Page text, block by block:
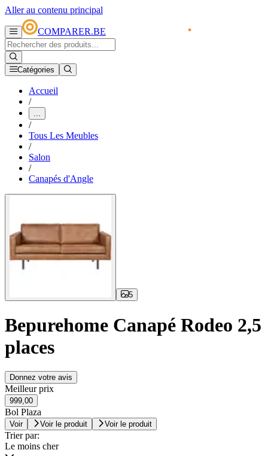
Aller au contenu principal
COMPARER.BE
Catégories
Accueil
/
...
/
Tous Les Meubles
/
Salon
/
Canapés d'Angle
5
Bepurehome Canapé Rodeo 2,5
places
Donnez votre avis
Meilleur prix
999,00
Bol Plaza
Voir Voir le produit Voir le produit
Trier par:
Le moins cher